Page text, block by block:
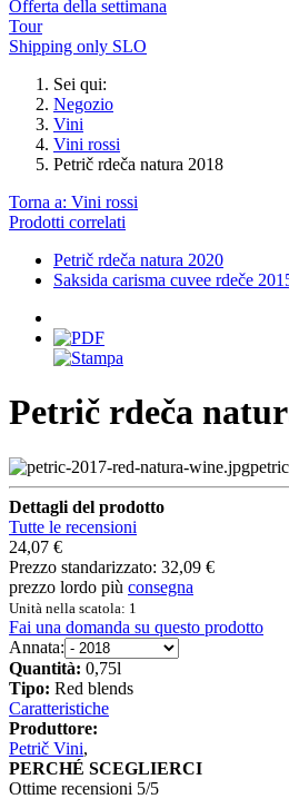
Offerta della settimana
Tour
Shipping only SLO
Sei qui:
Negozio
Vini
Vini rossi
Petrič rdeča natura 2018
Torna a: Vini rossi
Prodotti correlati
Petrič rdeča natura 2020
Saksida carisma cuvee rdeče
Petrič rdeča
Dettagli del prodotto
Tutte le recensioni
24,07 €
Prezzo standarizzato: 32,09 €
prezzo lordo più consegna
Unità nella scatola: 1
Fai una domanda su questo prodotto
Annata:
Quantità: 0,75l
Tipo: Red blends
Caratteristiche
Produttore:
Petrič Vini,
PERCHÉ SCEGLIERCI
Ottime recensioni 5/5